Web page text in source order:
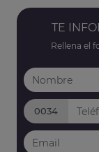
TE
Rellena el
0034